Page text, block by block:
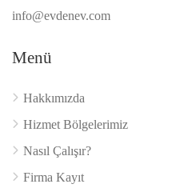
info@evdenev.com
Menü
Hakkımızda
Hizmet Bölgelerimiz
Nasıl Çalışır?
Firma Kayıt